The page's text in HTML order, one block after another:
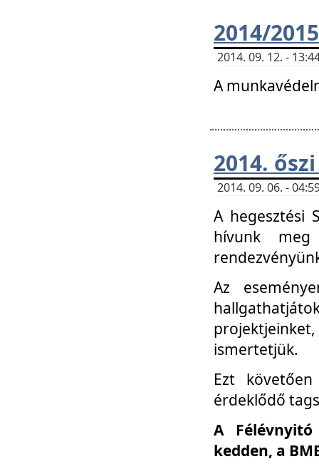
2014/
2014. 09. 12. -
A
2014.
2014. 09. 06. -
A hegesztési
hívunk
Az
ismertetjük.
Ezt
érdeklődő
A
kedden, a